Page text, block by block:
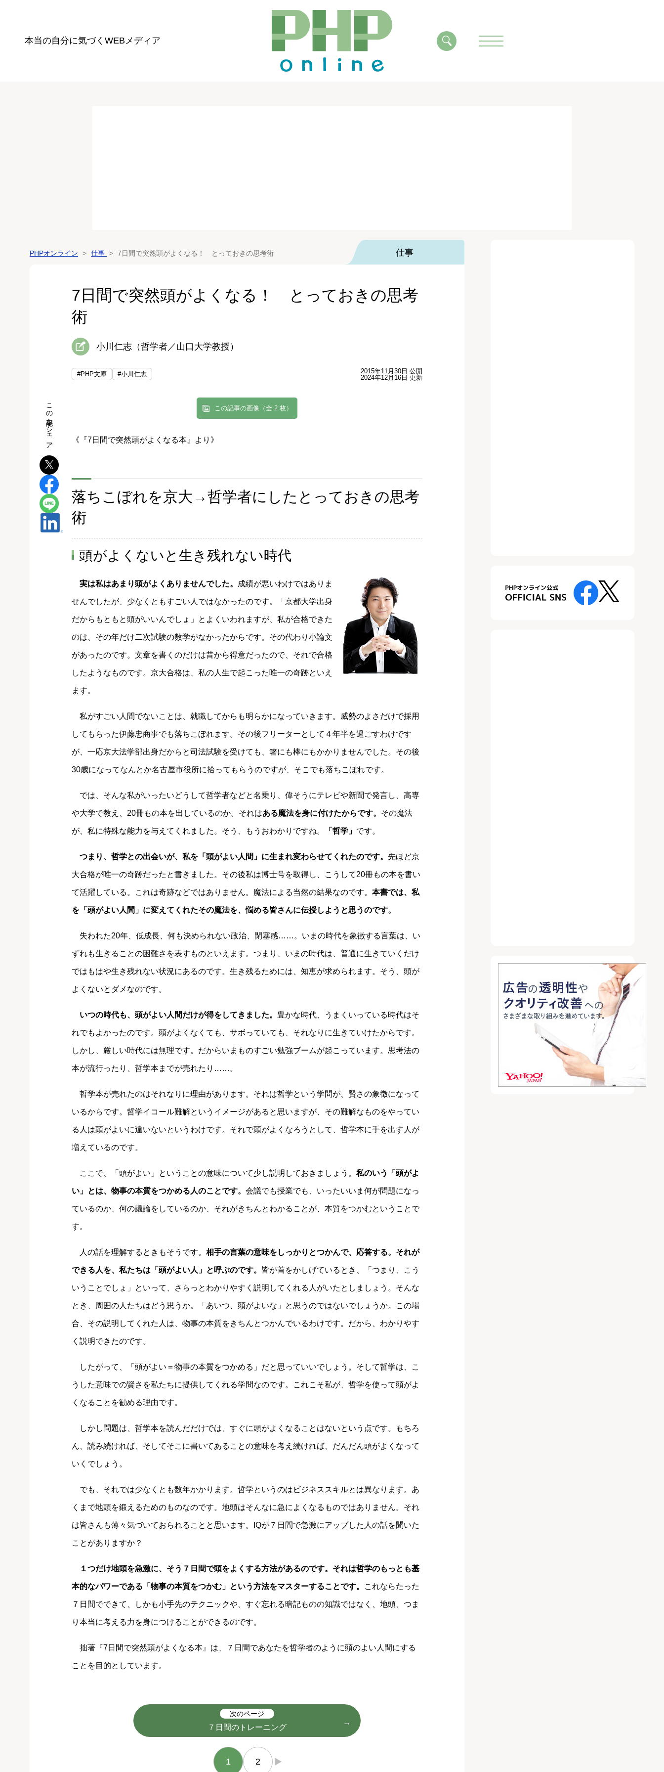
本当の自分に気づく WEBメディア
PHPオンライン 仕事 7日間で突然頭がよくなる！ とっておきの思考術 仕事
7日間で突然頭がよくなる！ とっておきの思考
術
小川仁志（哲学者／山口大学教授）
#PHP文庫 #小川仁志
2015年11月30日 公開
2024年12月16日 更新
この記事の画像（全 2 枚）
《『7日間で突然頭がよくなる本』 より》
落ちこぼれを京大→哲学者にしたとっておきの思考
術
頭がよくないと生き残れない時代
実は私はあまり頭がよくありませんでした。 成績が悪いわけではありま
せんでしたが、少なくともすごい人ではなかったのです。「京都大学出身
だからもともと頭がいいんでしょ」とよくいわれますが、私が合格できた
のは、その年だけ二次試験の数学がなかったからです。その代わり小論文
があったのです。文章を書くのだけは昔から得意だったので、それで合格
したようなものです。京大合格は、私の人生で起こった唯一の奇跡といえ
ます。
私がすごい人間でないことは、就職してからも明らかになっていきます。威勢のよさだけで採用
してもらった伊藤忠商事でも落ちこぼれます。その後フリーターとして４年半を過ごすわけです
が、一応京大法学部出身だからと司法試験を受けても、箸にも棒にもかかりませんでした。その後
30歳になってなんとか名古屋市役所に拾ってもらうのですが、そこでも落ちこぼれです。
では、そんな私がいったいどうして哲学者などと名乗り、偉そうにテレビや新聞で発言し、高専
や大学で教え、20冊もの本を出しているのか。それはある魔法を身に付けたからです。 その魔法
が、私に特殊な能力を与えてくれました。そう、もうおわかりですね。 「哲学」 です。
つまり、哲学との出会いが、私を「頭がよい人間」に生まれ変わらせてくれたのです。 先ほど京
大合格が唯一の奇跡だったと書きました。その後私は博士号を取得し、こうして20冊もの本を書い
て活躍している。これは奇跡などではありません。魔法による当然の結果なのです。 本書では、私
を「頭がよい人間」に変えてくれたその魔法を、悩める皆さんに伝授しようと思うのです。
失われた20年、低成長、何も決められない政治、閉塞感……。いまの時代を象徴する言葉は、い
ずれも生きることの困難さを表すものといえます。つまり、いまの時代は、普通に生きていくだけ
ではもはや生き残れない状況にあるのです。生き残るためには、知恵が求められます。そう、頭が
よくないとダメなのです。
いつの時代も、頭がよい人間だけが得をしてきました。 豊かな時代、うまくいっている時代はそ
れでもよかったのです。頭がよくなくても、サボっていても、それなりに生きていけたからです。
しかし、厳しい時代には無理です。だからいまものすごい勉強ブームが起こっています。思考法の
本が流行ったり、哲学本までが売れたり……。
哲学本が売れたのはそれなりに理由があります。それは哲学という学問が、賢さの象徴になって
いるからです。哲学イコール難解というイメージがあると思いますが、その難解なものをやってい
る人は頭がよいに違いないというわけです。それで頭がよくなろうとして、哲学本に手を出す人が
増えているのです。
ここで、「頭がよい」ということの意味について少し説明しておきましょう。 私のいう「頭がよ
い」とは、物事の本質をつかめる人のことです。 会議でも授業でも、いったいいま何が問題になっ
ているのか、何の議論をしているのか、それがきちんとわかることが、本質をつかむということで
す。
人の話を理解するときもそうです。 相手の言葉の意味をしっかりとつかんで、応答する。それが
できる人を、私たちは「頭がよい人」と呼ぶのです。 皆が首をかしげているとき、「つまり、こう
いうことでしょ」といって、さらっとわかりやすく説明してくれる人がいたとしましょう。そんな
とき、周囲の人たちはどう思うか。「あいつ、頭がよいな」と思うのではないでしょうか。この場
合、その説明してくれた人は、物事の本質をきちんとつかんでいるわけです。だから、わかりやす
く説明できたのです。
したがって、「頭がよい＝物事の本質をつかめる」だと思っていいでしょう。そして哲学は、こ
うした意味での賢さを私たちに提供してくれる学問なのです。これこそ私が、哲学を使って頭がよ
くなることを勧める理由です。
しかし問題は、哲学本を読んだだけでは、すぐに頭がよくなることはないという点です。もちろ
ん、読み続ければ、そしてそこに書いてあることの意味を考え続ければ、だんだん頭がよくなって
いくでしょう。
でも、それでは少なくとも数年かかります。哲学というのはビジネススキルとは異なります。あ
くまで地頭を鍛えるためのものなのです。地頭はそんなに急によくなるものではありません。それ
は皆さんも薄々気づいておられることと思います。IQが７日間で急激にアップした人の話を聞いた
ことがありますか？
１つだけ地頭を急激に、そう７日間で頭をよくする方法があるのです。それは哲学のもっとも基
本的なパワーである「物事の本質をつかむ」という方法をマスターすることです。 これならたった
７日間でできて、しかも小手先のテクニックや、すぐ忘れる暗記ものの知識ではなく、地頭、つま
り本当に考える力を身につけることができるのです。
拙著『7日間で突然頭がよくなる本』は、７日間であなたを哲学者のように頭のよい人間にする
ことを目的としています。
次のページ
７日間のトレーニング
1 2 →
この記事をシェア